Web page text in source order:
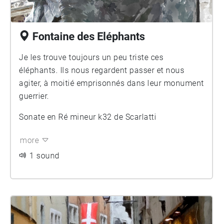
Fontaine des Eléphants
Je les trouve toujours un peu triste ces
éléphants. Ils nous regardent passer et nous
agiter, à moitié emprisonnés dans leur monument
guerrier.
Sonate en Ré mineur k32 de Scarlatti
more
1 sound